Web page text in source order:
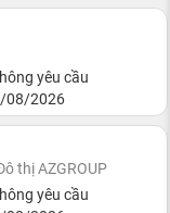
yêu cầu
2026
thị AZGROUP
yêu cầu